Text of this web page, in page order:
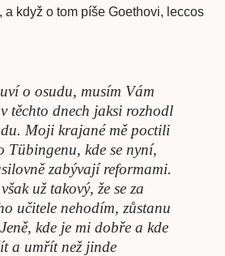
a když o tom píše Goethovi, leccos
o osudu, musím Vám
těchto dnech jaksi rozhodl
Moji krajané mě poctili
Tübingenu, kde se nyní,
zabývají reformami.
už takový, že se za
učitele nehodím, zůstanu
kde je mi dobře a kde
a umřít než jinde